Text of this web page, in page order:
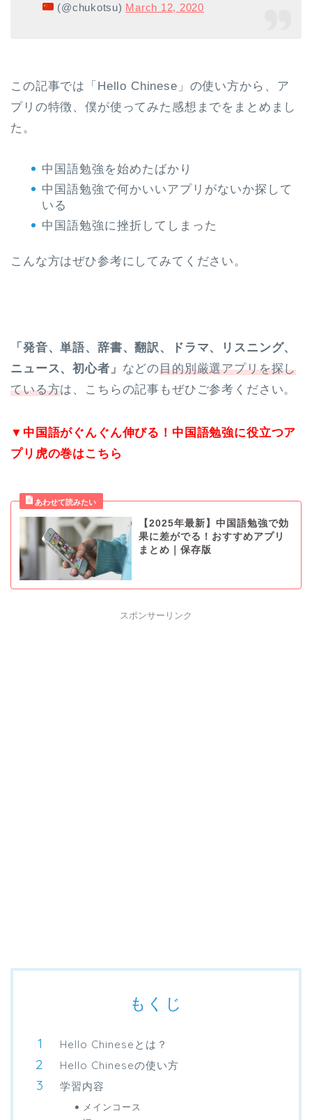
(@chukotsu) March 12, 2020
この記事では「Hello Chinese」の使い方から、ア
プリの特徴、僕が使ってみた感想までをまとめまし
た。
中国語勉強を始めたばかり
中国語勉強で何かいいアプリがないか探して
いる
中国語勉強に挫折してしまった
こんな方はぜひ参考にしてみてください。
「発音、単語、辞書、翻訳、ドラマ、リスニング、
ニュース、初心者」 などの目的別厳選アプリを探し
ている方は、こちらの記事もぜひご参考ください。
▼中国語がぐんぐん伸びる！中国語勉強に役立つア
プリ虎の巻はこちら
【2025年最新】中国語勉強で効
果に差がでる！おすすめアプリ
まとめ｜保存版
スポンサーリンク
もくじ
Hello Chineseとは？
Hello Chineseの使い方
学習内容
メインコース